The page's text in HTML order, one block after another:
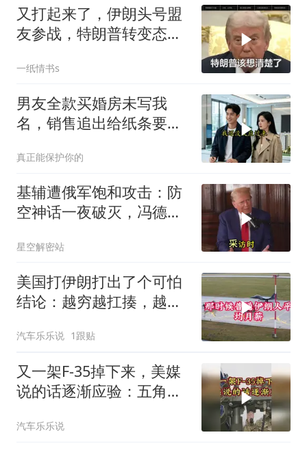
又打起来了，伊朗头号盟
友参战，特朗普转变态
一纸情书s
男友全款买婚房未写我
名，销售追出给纸条要电
真正能保护你的
基辅遭俄军饱和攻击：防
空神话一夜破灭，冯德莱
了急
星空解密站
美国打伊朗打出了个可怕
结论：越穷越扛揍，越富
汽车乐乐说 1跟贴
又一架F-35掉下来，美媒
说的话逐渐应验：五角大
汽车乐乐说